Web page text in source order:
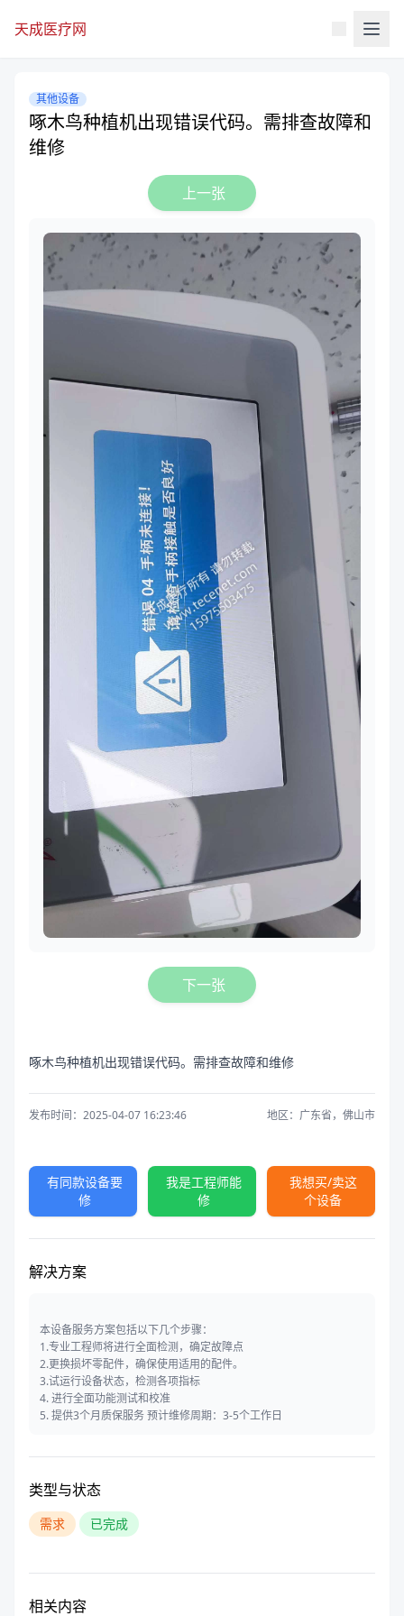
天成医疗网
其他设备
啄木鸟种植机出现错误代码。需排查故障和
维修
上一张
下一张
啄木鸟种植机出现错误代码。需排查故障和维修
发布时间：2025-04-07 16:23:46 地区：广东省，佛山市
有同款设备要
修
我是工程师能
修
我想买/卖这
个设备
解决方案
本设备服务方案包括以下几个步骤：
1.专业工程师将进行全面检测，确定故障点
2.更换损坏零配件，确保使用适用的配件。
3.试运行设备状态，检测各项指标
4. 进行全面功能测试和校准
5. 提供3个月质保服务 预计维修周期：3-5个工作日
类型与状态
需求 已完成
相关内容